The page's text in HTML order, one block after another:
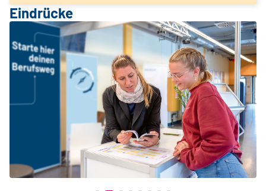
Eindrücke